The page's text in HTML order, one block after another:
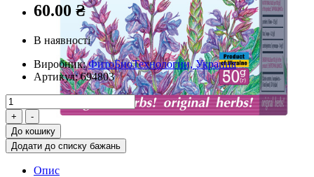
60.00 ₴
В наявності
Виробник: ФитоБиоТехнологии, Украина
Артикул:694803
До кошику
Додати до списку бажань
Опис